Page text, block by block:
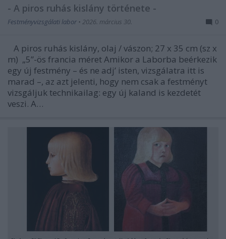
- A piros ruhás kislány története -
Festményvizsgálati labor • 2026. március 30. 0
A piros ruhás kislány, olaj / vászon; 27 x 35 cm (sz x
m) „5”-ös francia méret Amikor a Laborba beérkezik
egy új festmény – és ne adj’ isten, vizsgálatra itt is
marad –, az azt jelenti, hogy nem csak a festményt
vizsgáljuk technikailag: egy új kaland is kezdetét
veszi. A…